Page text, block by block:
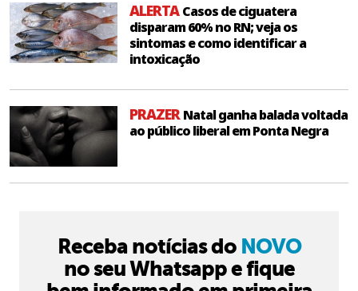
ALERTACasos de ciguatera
disparam 60% no RN; veja os
sintomas e como identificar a
intoxicação
PRAZERNatal ganha balada voltada
ao público liberal em Ponta Negra
Receba notícias do NOVO
no seu Whatsapp e fique